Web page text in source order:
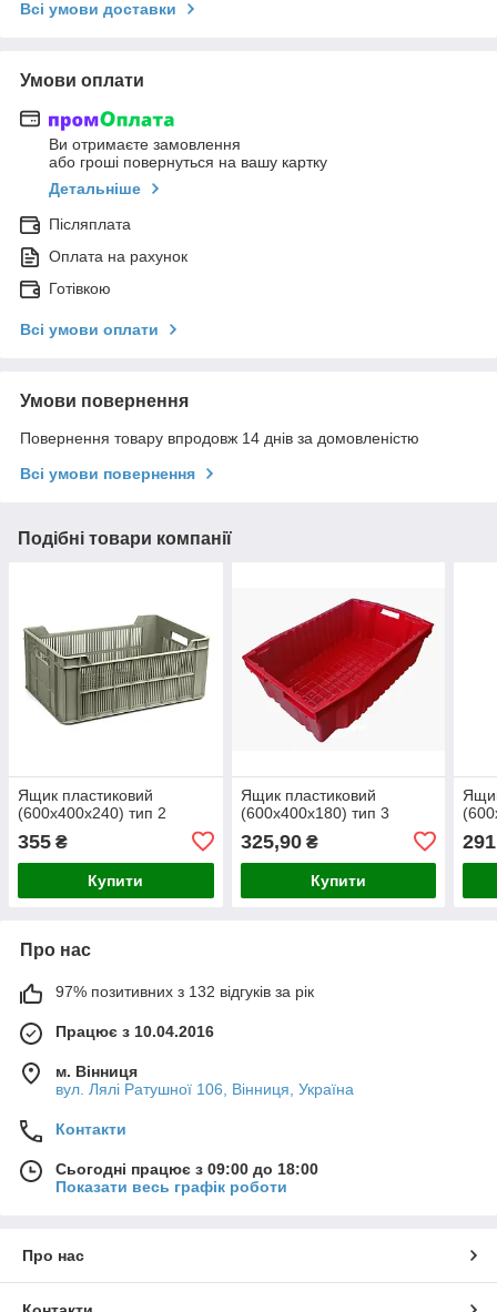
Всі умови доставки
Умови оплати
Ви отримаєте замовлення
або гроші повернуться на вашу картку
Детальніше
Післяплата
Оплата на рахунок
Готівкою
Всі умови оплати
Умови повернення
Повернення товару впродовж 14 днів за домовленістю
Всі умови повернення
Подібні товари компанії
Ящик пластиковий
(600х400х240) тип 2
355 ₴
Купити
Ящик пластиковий
(600х400х180) тип 3
325,90₴
Купити
Про нас
97% позитивних з 132 відгуків за рік
Працює з 10.04.2016
м. Вінниця
вул. Лялі Ратушної 106, Вінниця, Україна
Контакти
Сьогодні працює з 09:00 до 18:00
Показати весь графік роботи
Про нас